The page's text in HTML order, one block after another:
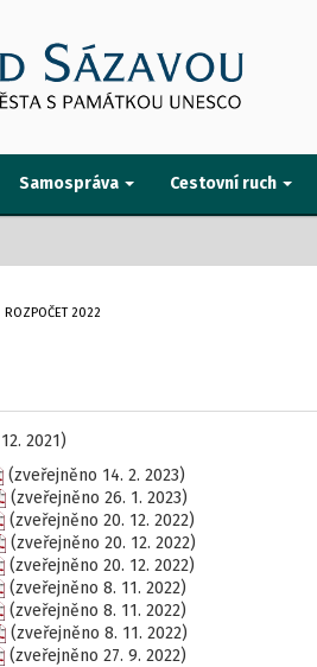
Samospráva Cestovní ruch
ROZPOČET 2022
2021)
(zveřejněno 14. 2. 2023)
(zveřejněno 26. 1. 2023)
(zveřejněno 20. 12. 2022)
(zveřejněno 20. 12. 2022)
(zveřejněno 20. 12. 2022)
(zveřejněno 8. 11. 2022)
(zveřejněno 8. 11. 2022)
(zveřejněno 8. 11. 2022)
(zveřejněno 27. 9. 2022)